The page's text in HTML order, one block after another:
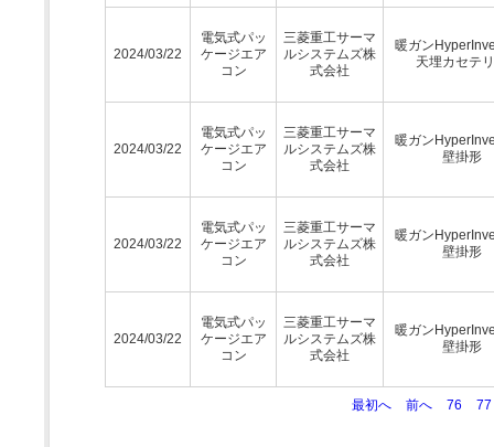
2024/03/22
電気式パッ
ケージエア
コン
三菱重工サーマ
ルシステムズ株
式会社
暖ガン
天埋カセテ
2024/03/22
電気式パッ
ケージエア
コン
三菱重工サーマ
ルシステムズ株
式会社
暖ガン
壁掛形
2024/03/22
電気式パッ
ケージエア
コン
三菱重工サーマ
ルシステムズ株
式会社
暖ガン
壁掛形
2024/03/22
電気式パッ
ケージエア
コン
三菱重工サーマ
ルシステムズ株
式会社
暖ガン
壁掛形
最初へ 前へ 76 77